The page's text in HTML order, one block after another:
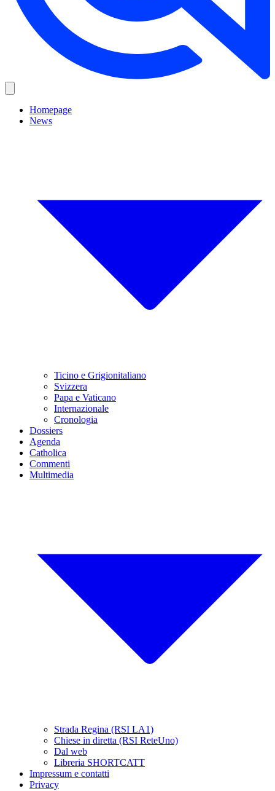
Homepage
News
Ticino e Grigionitaliano
Svizzera
Papa e Vaticano
Internazionale
Cronologia
Dossiers
Agenda
Catholica
Commenti
Multimedia
Strada Regina (RSI LA1)
Chiese in diretta (RSI ReteUno)
Dal web
Libreria SHORTCATT
Impressum e contatti
Privacy